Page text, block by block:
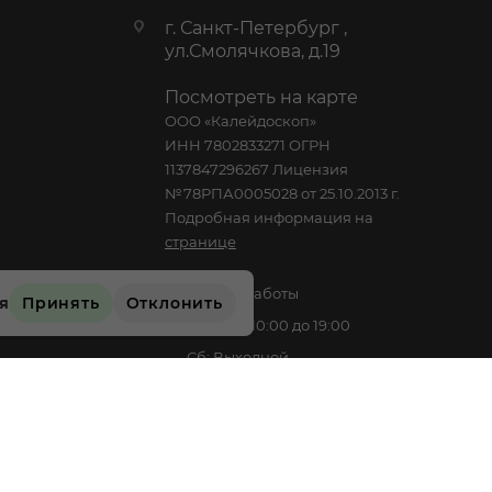
Принять Отклонить
г. Санкт-Петербург ,
ул.Смолячкова, д.19
Посмотреть на карте
ООО «Калейдоскоп»
ИНН 7802833271 ОГРН
1137847296267 Лицензия
№78РПА0005028 от 25.10.2013 г.
Подробная информация на
странице
График работы
Пн-Пт: с 10:00 до 19:00
Сб: Выходной